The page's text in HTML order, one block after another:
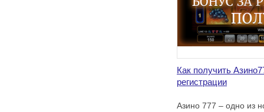
Как получить
регистрации
Азино 777 – одно из